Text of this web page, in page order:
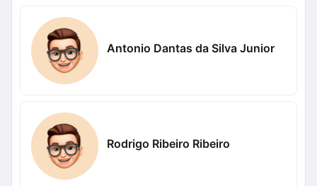
Antonio Dantas da Silva Junior
Rodrigo Ribeiro Ribeiro